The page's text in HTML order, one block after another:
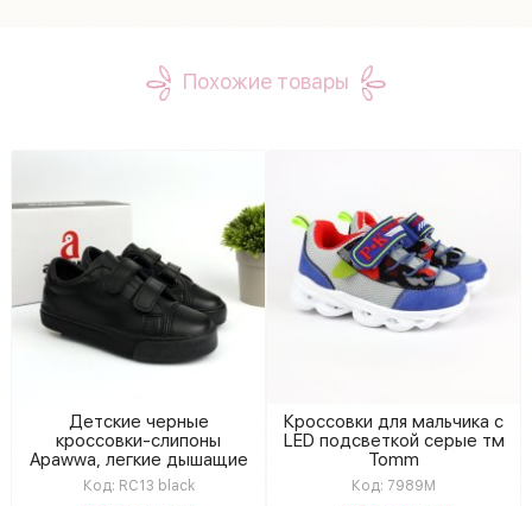
Похожие товары
Детские черные
кроссовки-слипоны
Apawwa, легкие дышащие
кеды без шнурков
Код: RC13 black
Кроссовки для мальчика с
LED подсветкой серые тм
Tomm
Код: 7989M